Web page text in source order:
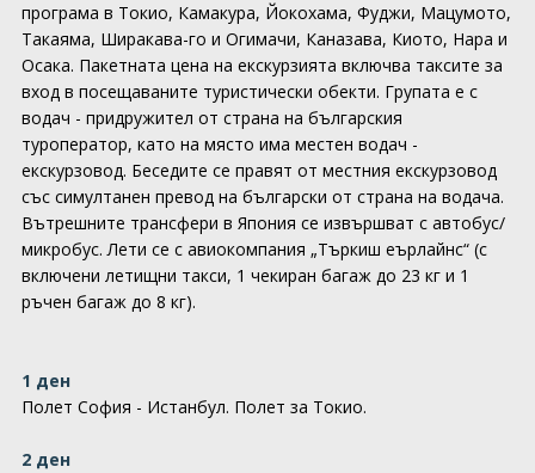
програма в Токио, Камакура, Йокохама, Фуджи, Мацумото,
Такаяма, Ширакава-го и Огимачи, Каназава, Киото, Нара и
Осака. Пакетната цена на екскурзията включва таксите за
вход в посещаваните туристически обекти. Групата е с
водач - придружител от страна на българския
туроператор, като на място има местен водач -
екскурзовод. Беседите се правят от местния екскурзовод
със симултанен превод на български от страна на водача.
Вътрешните трансфери в Япония се извършват с автобус/
микробус. Лети се с авиокомпания „Търкиш еърлайнс“ (с
включени летищни такси, 1 чекиран багаж до 23 кг и 1
ръчен багаж до 8 кг).
1 ден
Полет София - Истанбул. Полет за Токио.
2 ден